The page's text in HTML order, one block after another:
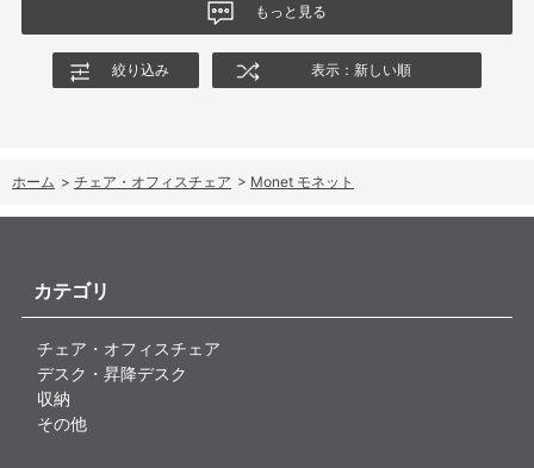
もっと見る
絞り込み 表示：新しい順
ホーム > チェア・オフィスチェア > Monet モネット
カテゴリ
チェア・オフィスチェア
デスク・昇降デスク
収納
その他